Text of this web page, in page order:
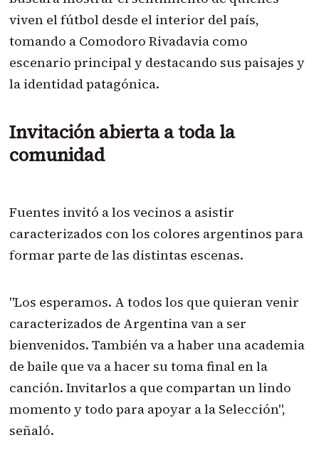
viven el fútbol desde el interior del país,
tomando a Comodoro Rivadavia como
escenario principal y destacando sus paisajes y
la identidad patagónica.
Invitación abierta a toda la
comunidad
Fuentes invitó a los vecinos a asistir
caracterizados con los colores argentinos para
formar parte de las distintas escenas.
"Los esperamos. A todos los que quieran venir
caracterizados de Argentina van a ser
bienvenidos. También va a haber una academia
de baile que va a hacer su toma final en la
canción. Invitarlos a que compartan un lindo
momento y todo para apoyar a la Selección",
señaló.